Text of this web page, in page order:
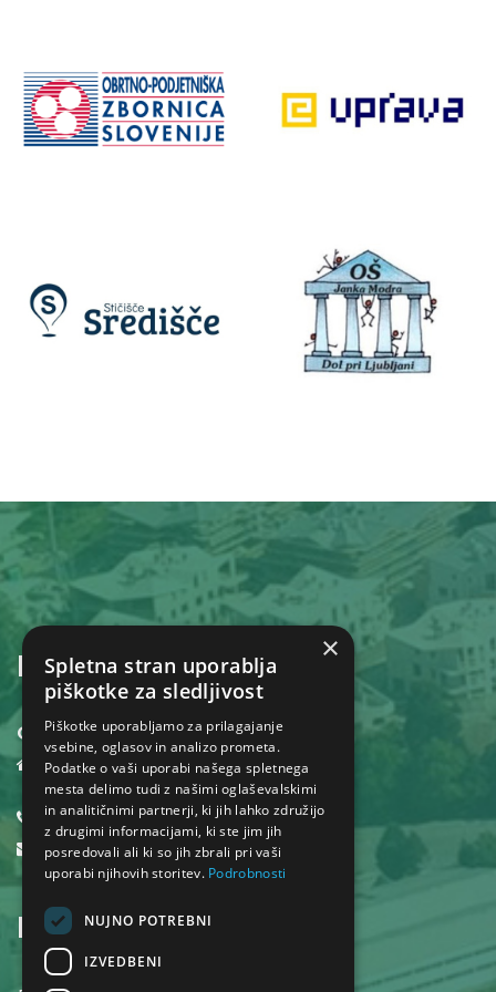
KONTAKT
Občina Dol pri Ljubljani
Dol pri Ljubljani 18,
1262 Dol pri Ljubljani
01 530 32 40
obcina@dol.si
INFORMACIJE
×
Spletna stran uporablja
piškotke za sledljivost
Piškotke uporabljamo za prilagajanje
vsebine, oglasov in analizo prometa.
Podatke o vaši uporabi našega spletnega
mesta delimo tudi z našimi oglaševalskimi
in analitičnimi partnerji, ki jih lahko združijo
z drugimi informacijami, ki ste jim jih
posredovali ali ki so jih zbrali pri vaši
uporabi njihovih storitev. Podrobnosti
NUJNO POTREBNI
IZVEDBENI